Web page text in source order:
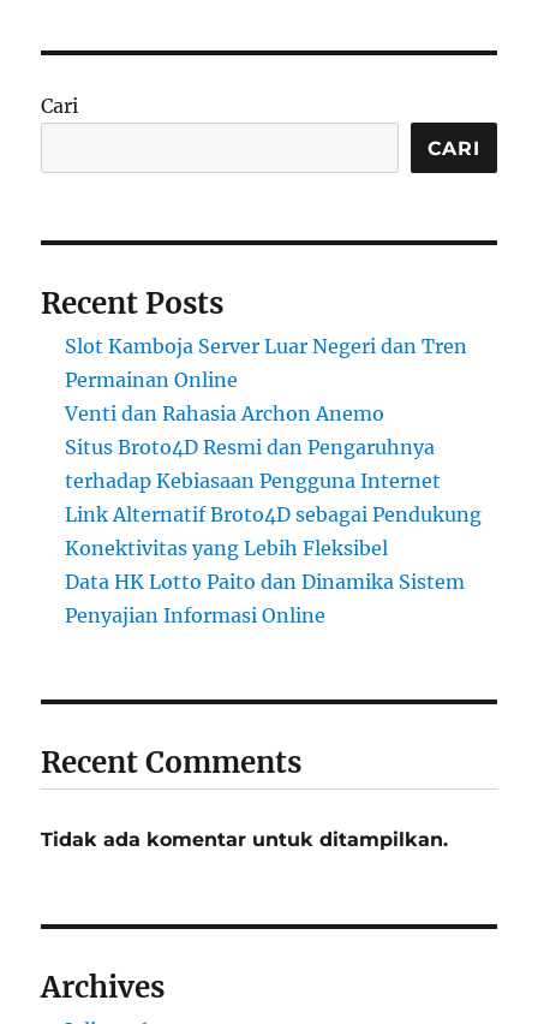
Cari
CARI
Recent Posts
Slot Kamboja Server Luar Negeri dan Tren
Permainan Online
Venti dan Rahasia Archon Anemo
Situs Broto4D Resmi dan Pengaruhnya
terhadap Kebiasaan Pengguna Internet
Link Alternatif Broto4D sebagai Pendukung
Konektivitas yang Lebih Fleksibel
Data HK Lotto Paito dan Dinamika Sistem
Penyajian Informasi Online
Recent Comments
Tidak ada komentar untuk ditampilkan.
Archives